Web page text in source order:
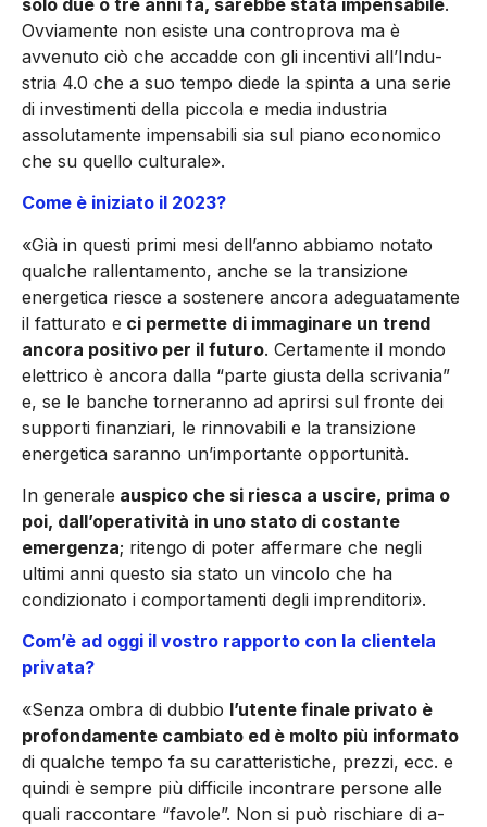
Ovviamente non esiste una con­troprova ma è
avvenuto ciò che accadde con gli incentivi all’Indu­
stria 4.0 che a suo tempo diede la spinta a una serie
di investi­menti della piccola e media indu­stria
assolutamente impensabili sia sul piano economico
che su quello culturale».
Come è iniziato il 2023?
«Già in questi primi mesi dell’an­no abbiamo notato
qualche ral­lentamento, anche se la transi­zione
energetica riesce a soste­nere ancora adeguatamente
il fatturato e ci permette di imma­ginare un trend
ancora positivo per il futuro. Certamente il mon­do
elettrico è ancora dalla “par­te giusta della scrivania”
e, se le banche torneranno ad aprirsi sul fronte dei
supporti finanziari, le rinnovabili e la transizione
ener­getica saranno un’importante opportunità.
In generale auspico che si riesca a uscire, prima o
poi, dall’operatività in uno stato di co­stante
emergenza; ritengo di po­ter affermare che negli
ultimi an­ni questo sia stato un vincolo che ha
condizionato i comportamen­ti degli imprenditori».
Com’è ad oggi il vostro rapporto con la clientela
privata?
«Senza ombra di dubbio l’utente finale privato è
profondamente cambiato ed è molto più infor­mato
di qualche tempo fa su ca­ratteristiche, prezzi, ecc. e
quindi è sempre più difficile incontrare persone alle
quali raccontare “fa­vole”. Non si può rischiare di a­